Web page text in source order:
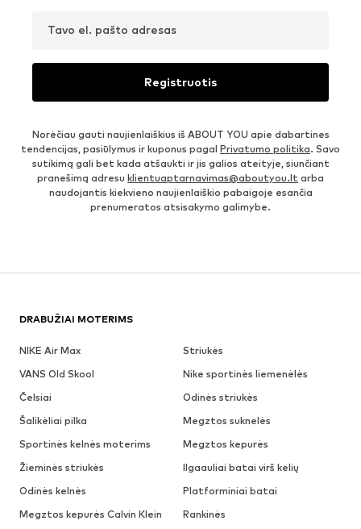
Tavo el. pašto adresas
Registruotis
Norėčiau gauti naujienlaiškius iš ABOUT YOU apie dabartines
tendencijas, pasiūlymus ir kuponus pagal Privatumo politika. Savo
sutikimą gali bet kada atšaukti ir jis galios ateityje, siunčiant
pranešimą adresu klientuaptarnavimas@aboutyou.lt arba
naudojantis kiekvieno naujienlaiškio pabaigoje esančia
prenumeratos atsisakymo galimybe.
DRABUŽIAI MOTERIMS
NIKE Air Max
Striukės
VANS Old Skool
Nike sportinės liemenėlės
Čelsiai
Odinės striukės
Šalikėliai pilka
Megztos suknelės
Sportinės kelnės moterims
Megztos kepurės
Žieminės striukės
Ilgaauliai batai virš kelių
Odinės kelnės
Platforminiai batai
Megztos kepurės Calvin Klein
Rankinės